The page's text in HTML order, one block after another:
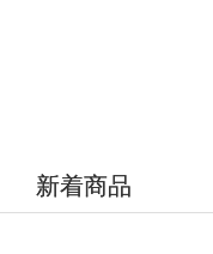
新着商品